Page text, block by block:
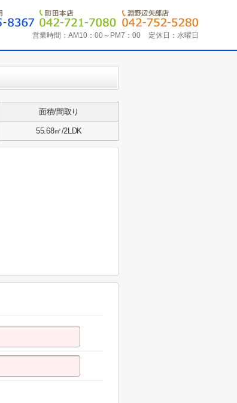
営業時間： AM10：00～PM7：00 定休日： 水曜日
面積/間取り
55.68㎡/2LDK